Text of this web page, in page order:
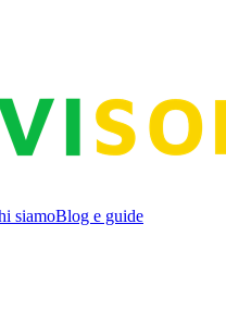
siamoBlog e guide